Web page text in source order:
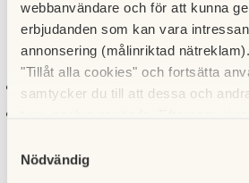
webbanvändare och för att kunna
erbjudanden som kan vara
annonsering (målinriktad
"Tillåt alla cookies" och fortsätta
samtycker du till att dessa och
cookies och välja att endast tillåta ett
Nödvändig
TIdigare har portkoden fungerat fram
De nya tiderna är:
Kväll mot måndag-fredag: 22:00
Till nyhetslistan